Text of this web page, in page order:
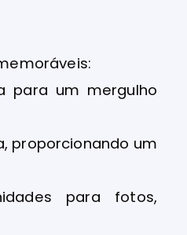
para um mergulho
proporcionando um
para fotos,